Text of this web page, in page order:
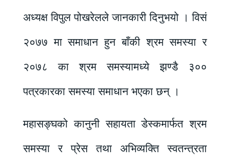
अध्यक्ष विपुल पोखरेलले जानकारी दिनुभयो । विसं
२०७७ मा समाधान हुन बाँकी श्रम समस्या र
२०७८ का श्रम समस्यामध्ये झण्डै ३००
पत्रकारका समस्या समाधान भएका छन् ।
महासङ्घको कानुनी सहायता डेस्कमार्फत श्रम
समस्या र प्रेस तथा अभिव्यक्ति स्वतन्त्रता